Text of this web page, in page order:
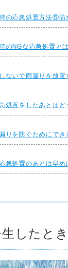
の応急処置方法⑤防
のNGな応急処置と
ないで雨漏りを放置
処置をしたあとはど
りを防ぐためにでき
急処置のあとは早
したと